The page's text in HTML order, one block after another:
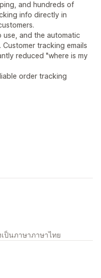
and hundreds of
info directly in
use, and the automatic
tracking emails
reduced "where is my
order tracking
ป็นภาษาภาษาไทย